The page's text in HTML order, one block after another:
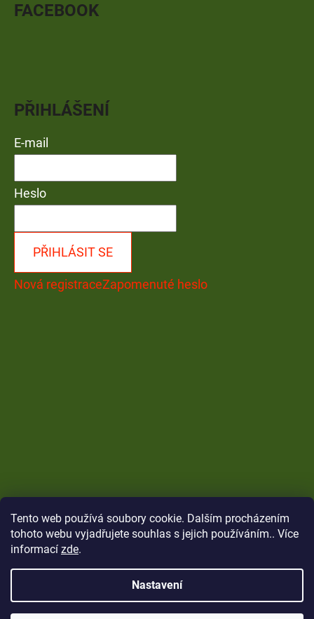
Tento web používá soubory cookie. Dalším procházením
tohoto webu vyjadřujete souhlas s jejich používáním.. Více
informací zde.
Nastavení
FACEBOOK
PŘIHLÁŠENÍ
E-mail
Heslo
PŘIHLÁSIT SE
Nová registraceZapomenuté heslo